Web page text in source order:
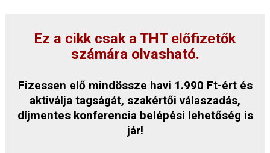
Ez a cikk csak a THT előfizetők
számára olvasható.
Fizessen elő mindössze havi 1.990 Ft-ért és
aktiválja tagságát, szakértői válaszadás,
díjmentes konferencia belépési lehetőség is
jár!